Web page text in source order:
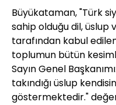
Büyükataman, "Türk
sahip olduğu dil,
tarafından kabul
toplumun bütün
Sayın Genel
takındığı üslup
göstermektedir."